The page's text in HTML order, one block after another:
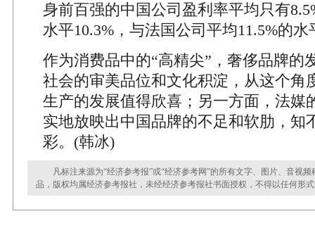
身前百强的中国公司盈利率平均只有
水平10.3%，与法国公司平均11.5%的
作为消费品中的“高精尖”，奢侈品牌的
社会的审美品位和文化积淀，从这个角
生产的发展值得欣喜；另一方面，法媒
实地放映出中国品牌的不足和软肋，知
彩。(韩冰)
凡标注来源为“经济参考报”或“经济参考网”的所有文字、图片、音视频
品，版权均属经济参考报社，未经经济参考报社书面授权，不得以任何形